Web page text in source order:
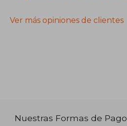
Ver más opiniones de clientes
Nuestras Formas de Pago